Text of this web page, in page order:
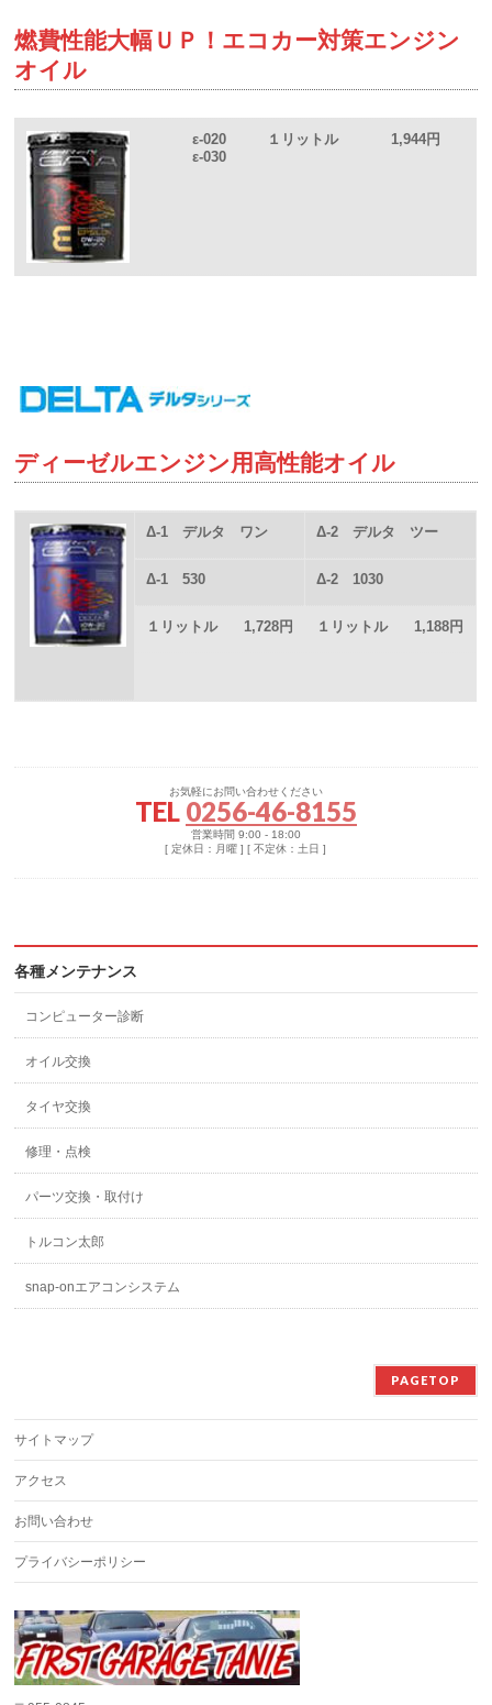
燃費性能大幅ＵＰ！エコカー対策エンジン
オイル
ε-020
ε-030
１リットル 1,944円
ディーゼルエンジン用高性能オイル
Δ-1 デルタ ワン Δ-2 デルタ ツー
Δ-1 530 Δ-2 1030
１リットル 1,728円 １リットル 1,188円
お気軽にお問い合わせください
TEL 0256-46-8155
営業時間 9:00 - 18:00
[ 定休日：月曜 ] [ 不定休：土日 ]
各種メンテナンス
コンピューター診断
オイル交換
タイヤ交換
修理・点検
パーツ交換・取付け
トルコン太郎
snap-onエアコンシステム
PAGETOP
サイトマップ
アクセス
お問い合わせ
プライバシーポリシー